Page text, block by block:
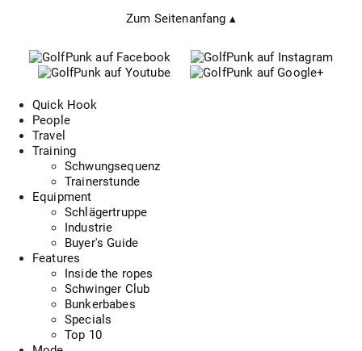
Zum Seitenanfang ▴
Quick Hook
People
Travel
Training
Schwungsequenz
Trainerstunde
Equipment
Schlägertruppe
Industrie
Buyer's Guide
Features
Inside the ropes
Schwinger Club
Bunkerbabes
Specials
Top 10